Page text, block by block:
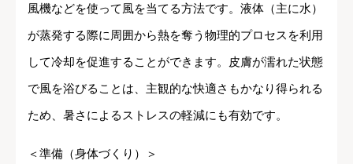
風機などを使って風を当てる方法です。液体（主に水）
が蒸発する際に周囲から熱を奪う物理的プロセスを利用
して冷却を促進することができます。皮膚が濡れた状態
で風を浴びることは、主観的な快適さもかなり得られる
ため、暑さによるストレスの軽減にも有効です。
＜準備（身体づくり）＞